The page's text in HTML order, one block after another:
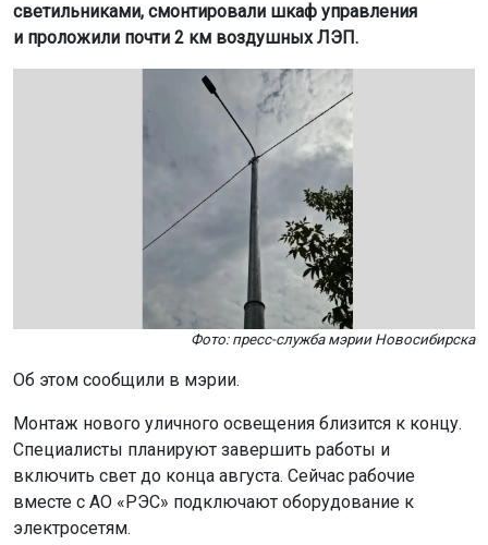
светильниками, смонтировали шкаф управления
и проложили почти 2 км воздушных ЛЭП.
Фото: пресс-служба мэрии Новосибирска
Об этом сообщили в мэрии.
Монтаж нового уличного освещения близится к концу.
Специалисты планируют завершить работы и
включить свет до конца августа. Сейчас рабочие
вместе с АО «РЭС» подключают оборудование к
электросетям.